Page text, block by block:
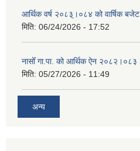
आर्थिक वर्ष २०८३्।०८४ को वार्षिक बजेट
मिति: 06/24/2026 - 17:52
नासोँ गा.पा. को आर्थिक ऐन २०८२।०८३
मिति: 05/27/2026 - 11:49
अन्य